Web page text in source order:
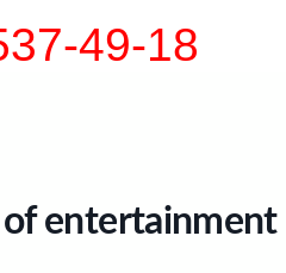
49-18